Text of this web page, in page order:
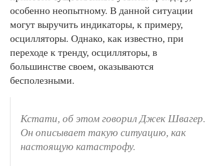
особенно неопытному. В данной ситуации
могут выручить индикаторы, к примеру,
осцилляторы. Однако, как известно, при
переходе к тренду, осцилляторы, в
большинстве своем, оказываются
бесполезными.
Кстати, об этом говорил Джек Швагер.
Он описывает такую ситуацию, как
настоящую катастрофу.